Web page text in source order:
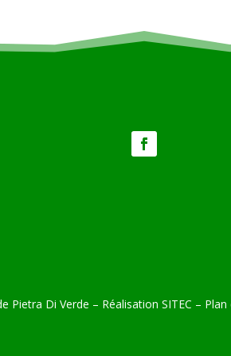
Pietra Di Verde – Réalisation SITEC – Plan